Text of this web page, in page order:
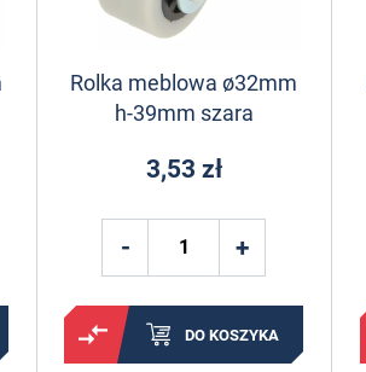
Rolka meblowa ø32mm
h-39mm szara
3,53 zł
DO KOSZYKA